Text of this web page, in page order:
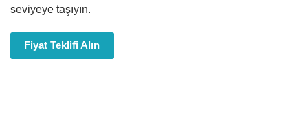
seviyeye taşıyın.
Fiyat Teklifi Alın